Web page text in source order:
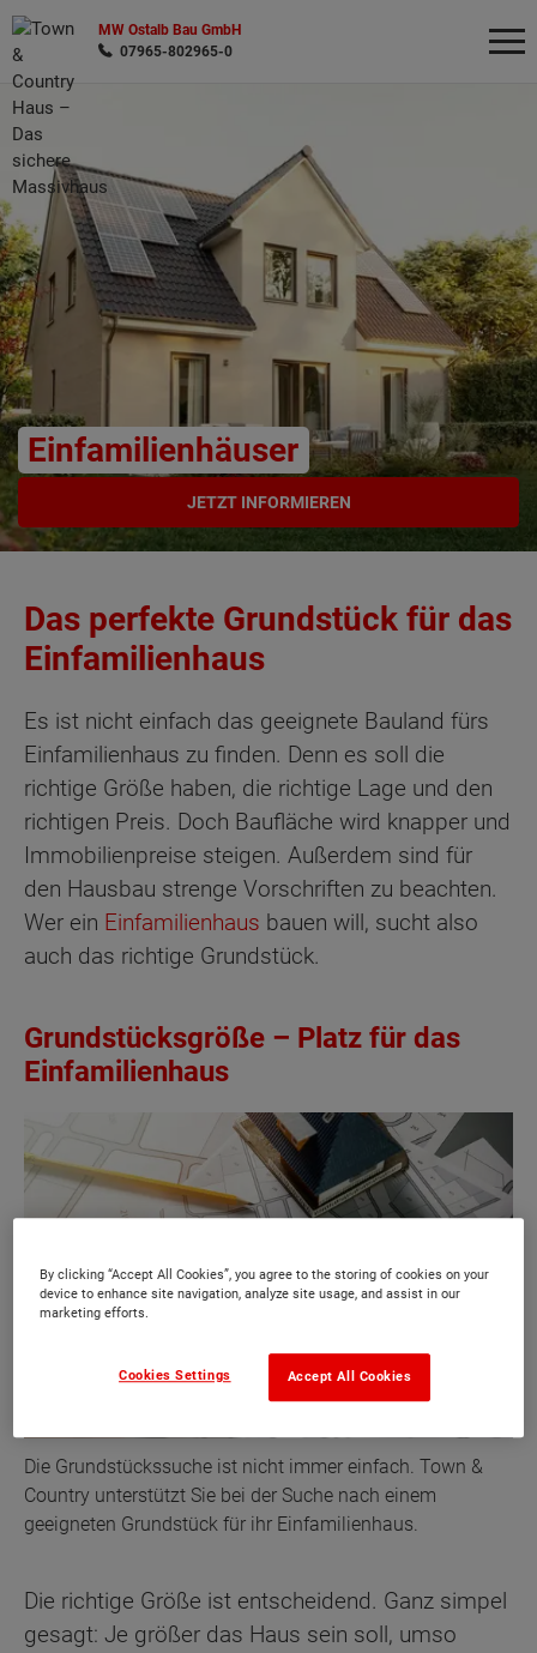
MW Ostalb Bau GmbH
07965-802965-0
Einfamilienhäuser
JETZT INFORMIEREN
Das perfekte Grundstück für das
Einfamilienhaus
Es ist nicht einfach das geeignete Bauland fürs
Einfamilienhaus zu finden. Denn es soll die
richtige Größe haben, die richtige Lage und den
richtigen Preis. Doch Baufläche wird knapper und
Immobilienpreise steigen. Außerdem sind für
den Hausbau strenge Vorschriften zu beachten.
Wer ein Einfamilienhaus bauen will, sucht also
auch das richtige Grundstück.
Grundstücksgröße – Platz für das
Einfamilienhaus
Die Grundstückssuche ist nicht immer einfach. Town &
Country unterstützt Sie bei der Suche nach einem
geeigneten Grundstück für ihr Einfamilienhaus.
Die richtige Größe ist entscheidend. Ganz simpel
gesagt: Je größer das Haus sein soll, umso
Wonach möchten Sie suchen?
By clicking “Accept All Cookies”, you agree to the storing of cookies on your
device to enhance site navigation, analyze site usage, and assist in our
marketing efforts.
Accept All Cookies
Cookies Settings